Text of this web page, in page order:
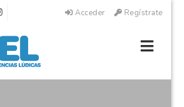
Acceder Regístrate